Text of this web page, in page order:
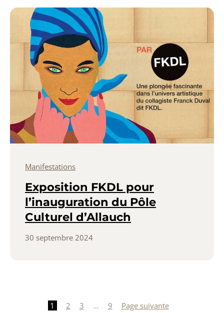
Manifestations
Exposition FKDL pour
l’inauguration du Pôle
Culturel d’Allauch
30 septembre 2024
1 2 3 … 9 Page suivante